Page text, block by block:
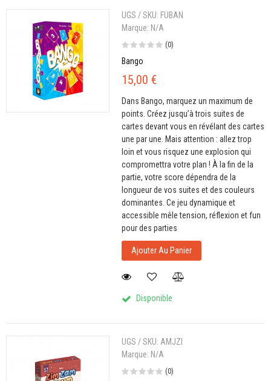
UGS / SKU: FUBAN
Marque: N/A
(0)
Bango
15,00 €
Dans Bango, marquez un maximum de
points. Créez jusqu’à trois suites de
cartes devant vous en révélant des cartes
une par une. Mais attention : allez trop
loin et vous risquez une explosion qui
compromettra votre plan ! À la fin de la
partie, votre score dépendra de la
longueur de vos suites et des couleurs
dominantes. Ce jeu dynamique et
accessible mêle tension, réflexion et fun
pour des parties
Ajouter Au Panier
Disponible
UGS / SKU: AMJZI
Marque: N/A
(0)